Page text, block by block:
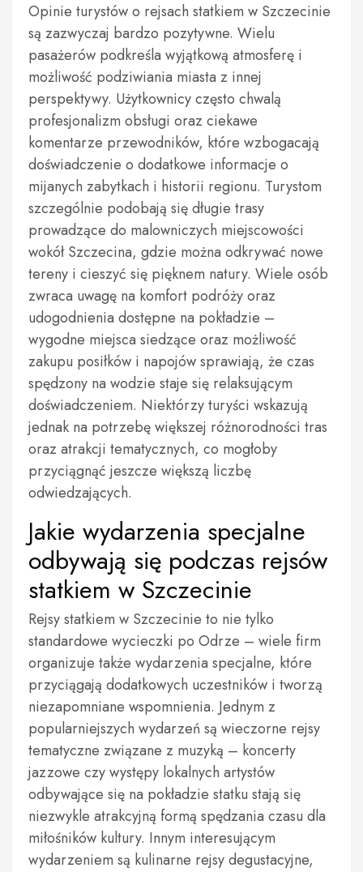
Opinie turystów o rejsach statkiem w Szczecinie
są zazwyczaj bardzo pozytywne. Wielu
pasażerów podkreśla wyjątkową atmosferę i
możliwość podziwiania miasta z innej
perspektywy. Użytkownicy często chwalą
profesjonalizm obsługi oraz ciekawe
komentarze przewodników, które wzbogacają
doświadczenie o dodatkowe informacje o
mijanych zabytkach i historii regionu. Turystom
szczególnie podobają się długie trasy
prowadzące do malowniczych miejscowości
wokół Szczecina, gdzie można odkrywać nowe
tereny i cieszyć się pięknem natury. Wiele osób
zwraca uwagę na komfort podróży oraz
udogodnienia dostępne na pokładzie –
wygodne miejsca siedzące oraz możliwość
zakupu posiłków i napojów sprawiają, że czas
spędzony na wodzie staje się relaksującym
doświadczeniem. Niektórzy turyści wskazują
jednak na potrzebę większej różnorodności tras
oraz atrakcji tematycznych, co mogłoby
przyciągnąć jeszcze większą liczbę
odwiedzających.
Jakie wydarzenia specjalne
odbywają się podczas rejsów
statkiem w Szczecinie
Rejsy statkiem w Szczecinie to nie tylko
standardowe wycieczki po Odrze – wiele firm
organizuje także wydarzenia specjalne, które
przyciągają dodatkowych uczestników i tworzą
niezapomniane wspomnienia. Jednym z
popularniejszych wydarzeń są wieczorne rejsy
tematyczne związane z muzyką – koncerty
jazzowe czy występy lokalnych artystów
odbywające się na pokładzie statku stają się
niezwykle atrakcyjną formą spędzania czasu dla
miłośników kultury. Innym interesującym
wydarzeniem są kulinarne rejsy degustacyjne,